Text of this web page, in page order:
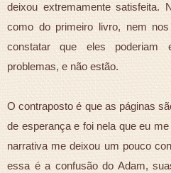
deixou extremamente satisfeita.
como do primeiro livro, nem
constatar que eles poderiam
problemas, e não estão.
O contraposto é que as páginas
de esperança e foi nela que eu
narrativa me deixou um pouco
essa é a confusão do Adam,